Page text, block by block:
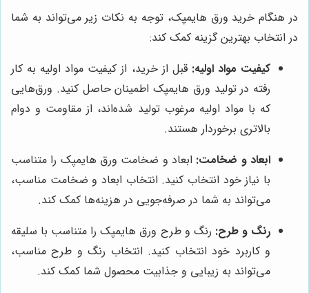
در هنگام خرید ورق هایمپک، توجه به نکات زیر می‌تواند به شما
در انتخاب بهترین گزینه کمک کند:
کیفیت مواد اولیه: قبل از خرید، از کیفیت مواد اولیه به کار
رفته در تولید ورق هایمپک اطمینان حاصل کنید. ورق‌هایی
که با مواد اولیه مرغوب تولید شده‌اند، از مقاومت و دوام
بالاتری برخوردار هستند.
ابعاد و ضخامت: ابعاد و ضخامت ورق هایمپک را متناسب
با نیاز خود انتخاب کنید. انتخاب ابعاد و ضخامت مناسب،
می‌تواند به شما در صرفه‌جویی در هزینه‌ها کمک کند.
رنگ و طرح: رنگ و طرح ورق هایمپک را متناسب با سلیقه
و کاربرد خود انتخاب کنید. انتخاب رنگ و طرح مناسب،
می‌تواند به زیبایی و جذابیت محصول شما کمک کند.